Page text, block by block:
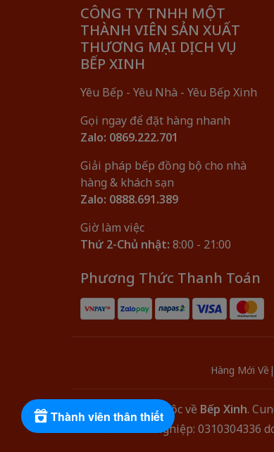
CÔNG TY TNHH MỘT
THÀNH VIÊN SẢN XUẤT
THƯƠNG MẠI DỊCH VỤ
BẾP XINH
Yêu Bếp - Yêu Nhà - Yêu Bếp Xinh
Gọi ngay để đặt hàng nhanh
Zalo: 0869.222.701
Giải pháp bếp đồng bộ cho nhà
hàng & khách sạn
Zalo: 0888.691.389
Giờ làm việc
Thứ 2-Chủ nhật: 8:00 - 21:00
Phương Thức Thanh Toán
Hàng Mới Về
© Bản quyền thuộc về Bếp Xinh.
Mã số Doanh Nghiệp: 0310304336
Thành viên thân thiết